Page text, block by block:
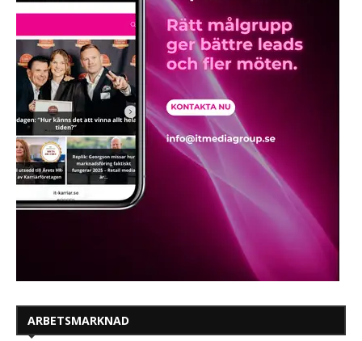
ARBETSMARKNAD